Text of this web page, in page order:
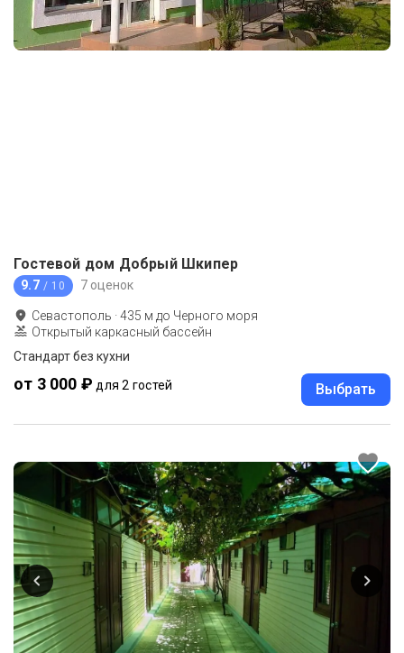
Гостевой дом Добрый Шкипер
9.7 / 10 7 оценок
Севастополь ·435 м до Черного моря
Открытый каркасный бассейн
Стандарт без кухни
от 3 000 ₽ для 2 гостей Выбрать